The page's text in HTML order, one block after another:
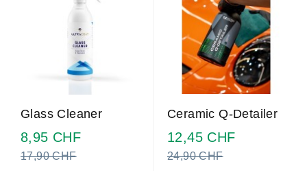
Glass Cleaner
8,95 CHFPrix
17,90 CHF
Ceramic Q-Detailer
12,45 CHFPrix
24,90 CHF